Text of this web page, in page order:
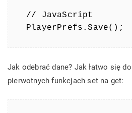
// JavaScript
PlayerPrefs.Save();
Jak odebrać dane? Jak łatwo się
pierwotnych funkcjach set na get: